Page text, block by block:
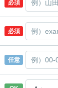
必須
必須
任意